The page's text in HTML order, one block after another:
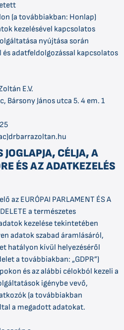
(a továbbiakban: Honlap)
kezelésével kapcsolatos
nyújtása során
adatfeldolgozással kapcsolatos
E.V.
Bársony János utca 5. 4 em. 1
CÉLJA, A
ÉS AZ ADATKEZELÉS
az EURÓPAI PARLAMENT ÉS A
a természetes
kezelése tekintetében
adatok szabad áramlásáról,
hatályon kívül helyezéséről
a továbbiakban: „GDPR”)
és az alábbi célokból kezeli a
igénybe vevő,
(a továbbiakban
a megadott adatokat.